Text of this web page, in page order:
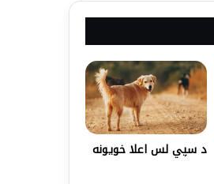
د سپي لس اعلا خويونه